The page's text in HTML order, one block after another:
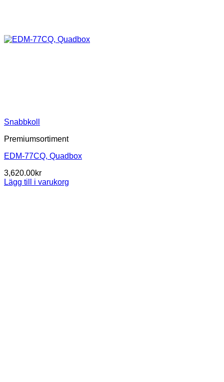
Snabbkoll
Premiumsortiment
EDM-77CQ, Quadbox
3,620.00kr
Lägg till i varukorg